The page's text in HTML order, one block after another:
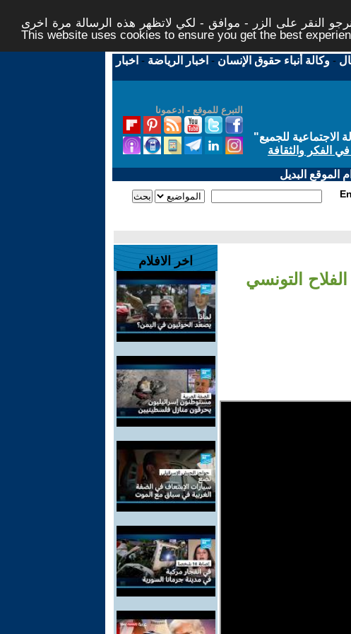
النقر على الزر - موافق - لكي لاتظهر هذه الرسالة مرة اخرى -
This website uses cookies to ensure you get the best
-وكالة أنباء حقوق الإنسان - اخبار الرياضة - اخبار
التبرع للموقع - ادعمونا
للجميع"
الفكر والثقافة
الموقع البديل
التونسي
اخر الافلام